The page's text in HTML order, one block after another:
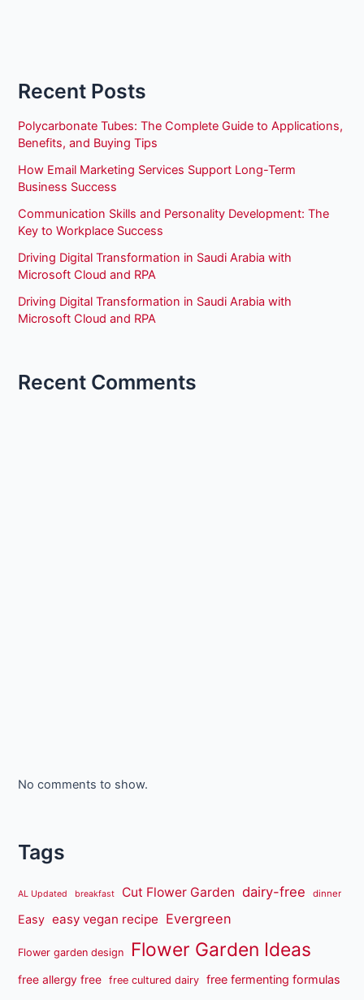
Recent Posts
Polycarbonate Tubes: The Complete Guide to Applications,
Benefits, and Buying Tips
How Email Marketing Services Support Long-Term
Business Success
Communication Skills and Personality Development: The
Key to Workplace Success
Driving Digital Transformation in Saudi Arabia with
Microsoft Cloud and RPA
Driving Digital Transformation in Saudi Arabia with
Microsoft Cloud and RPA
Recent Comments
No comments to show.
Tags
AL Updated breakfast Cut Flower Garden dairy-free dinner
Easy easy vegan recipe Evergreen
Flower garden design Flower Garden Ideas
free allergy free free cultured dairy free fermenting formulas